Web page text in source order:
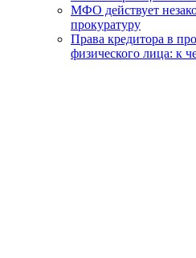
МФО действует
прокуратуру
Права кредитора в
физического лица: к